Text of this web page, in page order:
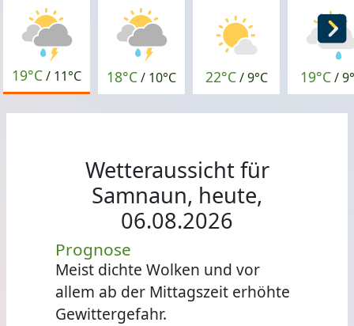
19°C/ 11°C 18°C/ 10°C 22°C/9°C 19°C/
Wetteraussicht für
Samnaun, heute,
06.08.2026
Prognose
Meist dichte Wolken und vor
allem ab der Mittagszeit erhöhte
Gewittergefahr.